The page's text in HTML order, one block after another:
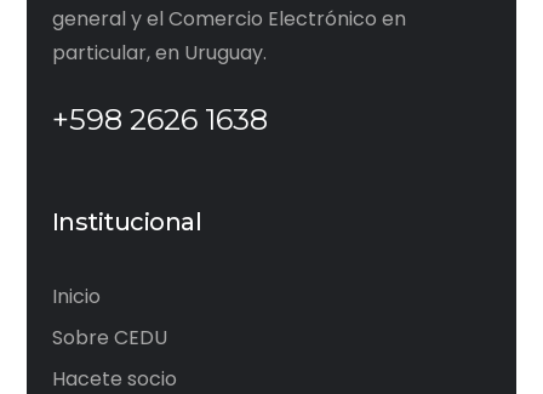
general y el Comercio Electrónico en
particular, en Uruguay.
+598 2626 1638
Institucional
Inicio
Sobre CEDU
Hacete socio